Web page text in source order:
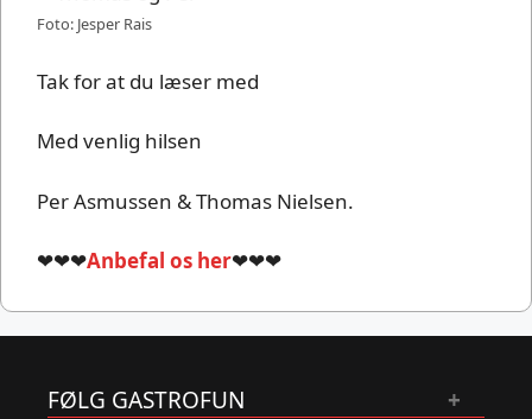
Foto: Jesper Rais
Tak for at du læser med
Med venlig hilsen
Per Asmussen & Thomas Nielsen.
❤❤❤Anbefal os her❤❤❤
FØLG GASTROFUN